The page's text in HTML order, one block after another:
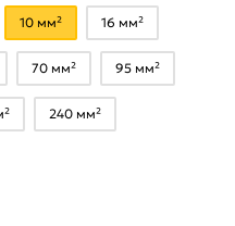
10 мм² 16 мм²
70 мм² 95 мм²
240 мм²